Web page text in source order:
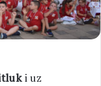
i uz